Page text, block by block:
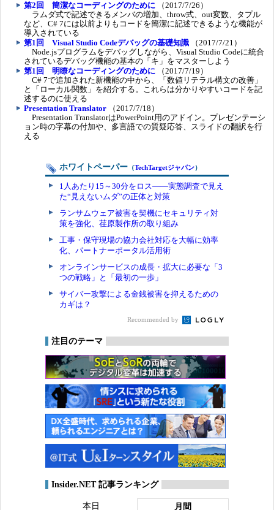
第2回 簡潔なコーディングのために （2017/7/26）
ラムダ式で記述できるメンバの増加、throw式、out変数、タプル
など、C# 7には以前よりもコードを簡潔に記述できるような機能が
導入されている
第1回 Visual Studio Codeデバッグの基礎知識 （2017/7/21）
Node.jsプログラムをデバッグしながら、Visual Studio Codeに統合
されているデバッグ機能の基本の「キ」をマスターしよう
第1回 明瞭なコーディングのために （2017/7/19）
C# 7で追加された新機能の中から、「数値リテラル構文の改善」
と「ローカル関数」を紹介する。これらは分かりやすいコードを記
述するのに使える
Presentation Translator （2017/7/18）
Presentation TranslatorはPowerPoint用のアドイン。プレゼンテーシ
ョン時の字幕の付加や、多言語での質疑応答、スライドの翻訳を行
える
ホワイトペーパー （TechTargetジャパン）
1人あたり15～30分をロス――実態調査で見え
た“見えないムダ”の正体と対策
ランサムウェア被害を契機にセキュリティ対
策を強化、荏原製作所の取り組み
工事・保守現場の協力会社対応を大幅に効率
化、パートナーポータル活用術
オンラインサービスの成長・拡大に必要な「3
つの戦略」と「最初の一歩」
サイバー攻撃による金銭被害を抑えるための
カギは？
Recommended by
注目のテーマ
Insider.NET 記事ランキング
本日 月間